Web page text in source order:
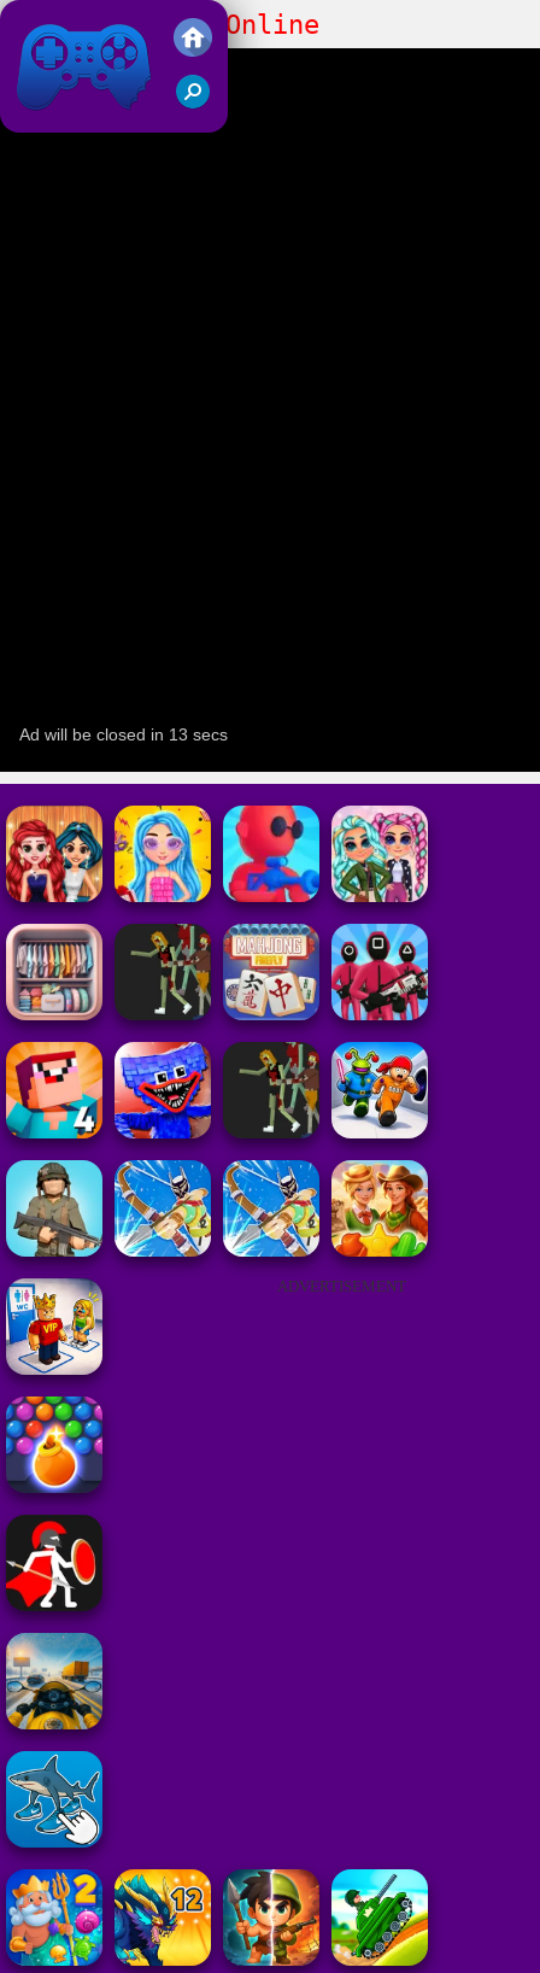
Juegos Friv 2019
Perfect Snipe Online
ADVERTISEMENT